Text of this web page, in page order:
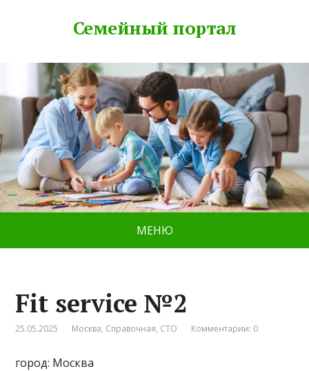
Семейный портал
МЕНЮ
Fit service №2
25.05.2025 Москва, Справочная, СТО Комментарии: 0
город: Москва